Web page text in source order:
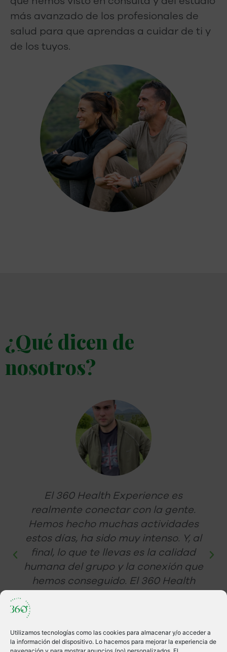
Utilizamos tecnologías como las cookies para almacenar y/o acceder a
la información del dispositivo. Lo hacemos para mejorar la experiencia de
más avanzado de los profesionales de
salud para que aprendas a cuidar de ti y
de los tuyos.
¿Qué dicen de
nosotros?
El 360 Health Experience es
realmente conectar con la gente.
Hemos hecho muchas actividades
estos días, ha sido muy intenso. Y, al
final, lo que te llevas es la calidad
humana del grupo y la conexión que
hemos conseguido. El 360 Health